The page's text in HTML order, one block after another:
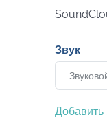
Звук
Добавить